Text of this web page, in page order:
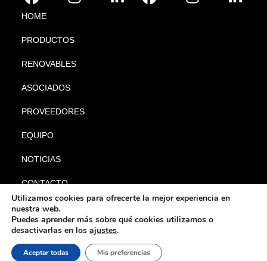
HOME
PRODUCTOS
RENOVABLES
ASOCIADOS
PROVEEDORES
EQUIPO
NOTICIAS
CONTACTO
derechos reservados.
de cookies
Utilizamos cookies para ofrecerte la mejor experiencia en
nuestra web.
Puedes aprender más sobre qué cookies utilizamos o
desactivarlas en los ajustes.
Aceptar todas Mis preferencias